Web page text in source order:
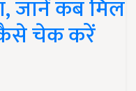
जानें कब मिल
चेक करें